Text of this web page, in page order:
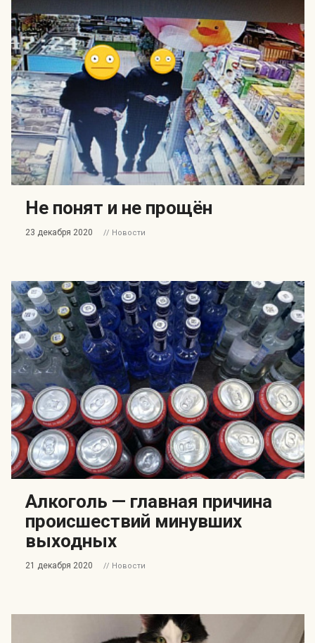
Не понят и не прощён
23 декабря 2020 // Новости
Алкоголь — главная причина
происшествий минувших
выходных
21 декабря 2020 // Новости